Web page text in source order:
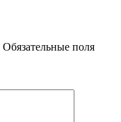
Обязательные поля